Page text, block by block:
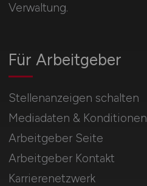
Verwaltung.
Für Arbeitgeber
Stellenanzeigen schalten
Mediadaten & Konditionen
Arbeitgeber Seite
Arbeitgeber Kontakt
Karrierenetzwerk